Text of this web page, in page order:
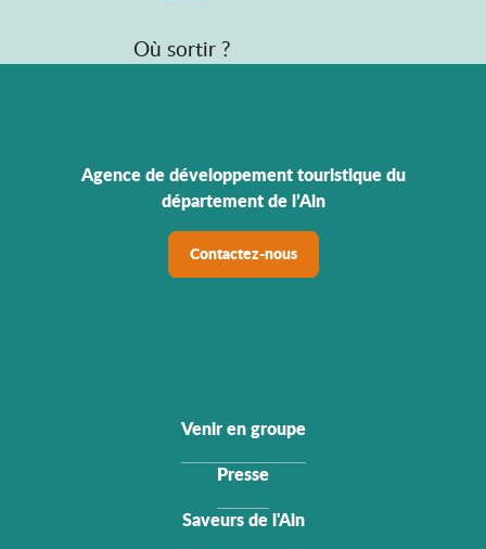
Où sortir ?
Agence de développement touristique du
département de l’Ain
Contactez-nous
Venir en groupe
Presse
Saveurs de l'Ain